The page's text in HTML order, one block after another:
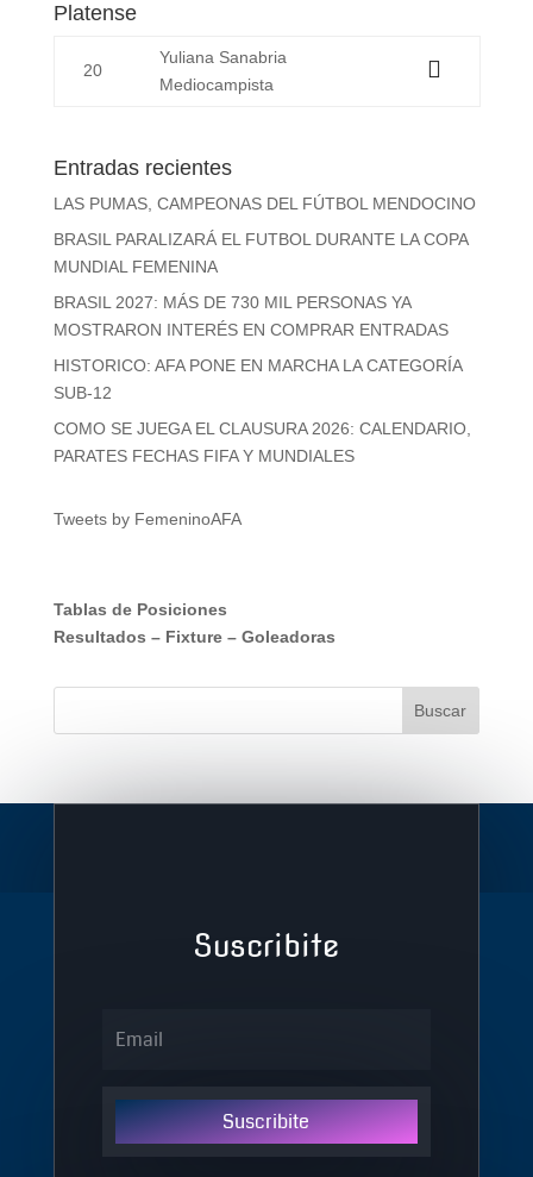
Platense
20
Yuliana Sanabria
Mediocampista
Entradas recientes
LAS PUMAS, CAMPEONAS DEL FÚTBOL MENDOCINO
BRASIL PARALIZARÁ EL FUTBOL DURANTE LA COPA
MUNDIAL FEMENINA
BRASIL 2027: MÁS DE 730 MIL PERSONAS YA
MOSTRARON INTERÉS EN COMPRAR ENTRADAS
HISTORICO: AFA PONE EN MARCHA LA CATEGORÍA
SUB-12
COMO SE JUEGA EL CLAUSURA 2026: CALENDARIO,
PARATES FECHAS FIFA Y MUNDIALES
Tweets by FemeninoAFA
Tablas de Posiciones
Resultados – Fixture– Goleadoras
Suscribite
Suscribite